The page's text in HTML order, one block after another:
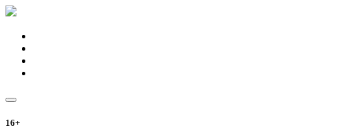
16+